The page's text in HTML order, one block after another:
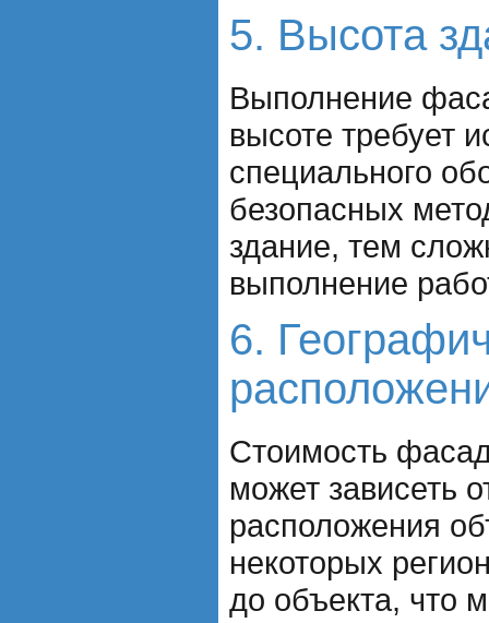
5. Высота
Выполнение
высоте требует
специального
безопасных
здание, тем
выполнение
6.
Стоимость
может зависеть
расположения
некоторых
до объекта, что